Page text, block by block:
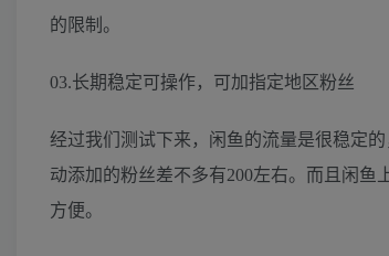
的限制。
03.长期稳定可操作，可加指定地区粉丝
经过我们测试下来，闲鱼的流量是很稳定
动添加的粉丝差不多有200左右。而且闲
方便。